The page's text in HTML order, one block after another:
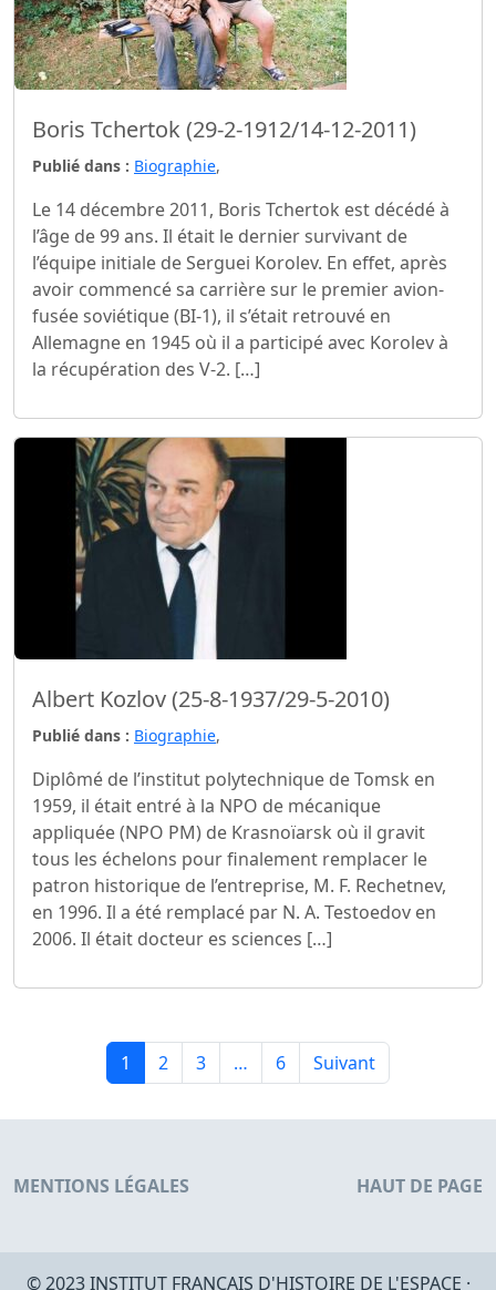
Boris Tchertok (29-2-1912/14-12-2011)
Publié dans : Biographie,
Le 14 décembre 2011, Boris Tchertok est décédé à
l’âge de 99 ans. Il était le dernier survivant de
l’équipe initiale de Serguei Korolev. En effet, après
avoir commencé sa carrière sur le premier avion-
fusée soviétique (BI-1), il s’était retrouvé en
Allemagne en 1945 où il a participé avec Korolev à
la récupération des V-2. […]
Albert Kozlov (25-8-1937/29-5-2010)
Publié dans : Biographie,
Diplômé de l’institut polytechnique de Tomsk en
1959, il était entré à la NPO de mécanique
appliquée (NPO PM) de Krasnoïarsk où il gravit
tous les échelons pour finalement remplacer le
patron historique de l’entreprise, M. F. Rechetnev,
en 1996. Il a été remplacé par N. A. Testoedov en
2006. Il était docteur es sciences […]
1 2 3 … 6 Suivant
HAUT DE PAGE
MENTIONS LÉGALES
© 2023 INSTITUT FRANÇAIS D'HISTOIRE DE L'ESPACE ·